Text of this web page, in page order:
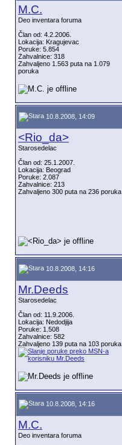
M.C.
Deo inventara foruma
Član od: 4.2.2006.
Lokacija: Kragujevac
Poruke: 5.854
Zahvalnice: 318
Zahvaljeno 1.563 puta na 1.079
poruka
10.8.2008, 14:09
<Rio_da>
Starosedelac
Član od: 25.1.2007.
Lokacija: Beograd
Poruke: 2.087
Zahvalnice: 213
Zahvaljeno 300 puta na 236 poruka
10.8.2008, 14:16
Mr.Deeds
Starosedelac
Član od: 11.9.2006.
Lokacija: Nedodjija
Poruke: 1.508
Zahvalnice: 582
Zahvaljeno 139 puta na 103 poruka
10.8.2008, 14:16
M.C.
Deo inventara foruma